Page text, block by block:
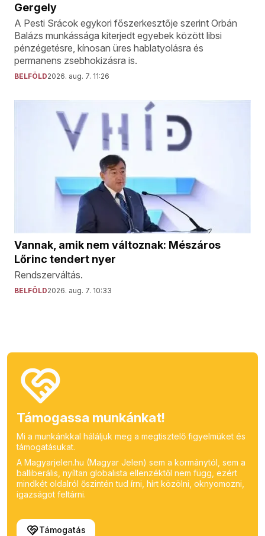
Gergely
A Pesti Srácok egykori főszerkesztője szerint Orbán
Balázs munkássága kiterjedt egyebek között libsi
pénzégetésre, kínosan üres hablatyolásra és
permanens zsebhokizásra is.
BELFÖLD2026. aug. 7. 11:26
Vannak, amik nem változnak: Mészáros
Lőrinc tendert nyer
Rendszerváltás.
BELFÖLD2026. aug. 7. 10:33
Támogassa munkánkat!
Mi a munkánkkal háláljuk meg a megtisztelő figyelmüket és
támogatásukat.
A Magyarjelen.hu (Magyar Jelen) sem a kormánytól, sem a
balliberális, nyíltan globalista ellenzéktől nem függ, ezért
mindkét oldalról őszintén tud írni, hírt közölni, oknyomozni,
igazságot feltárni.
Támogatás